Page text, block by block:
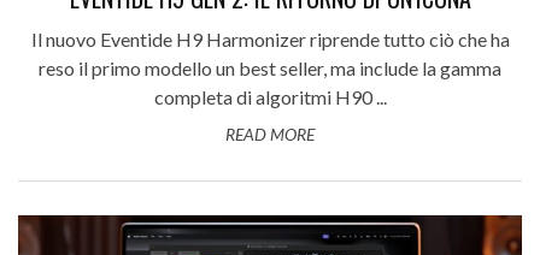
Il nuovo Eventide H9 Harmonizer riprende tutto ciò che ha
reso il primo modello un best seller, ma include la gamma
completa di algoritmi H90 ...
READ MORE